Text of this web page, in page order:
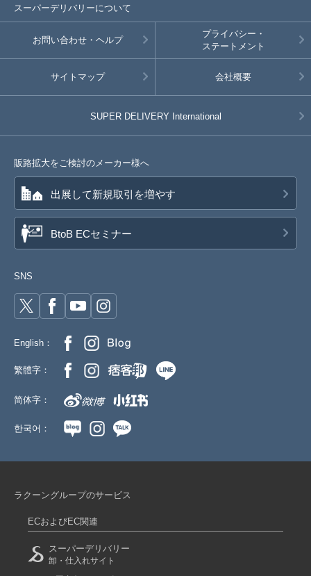
スーパーデリバリーについて
お問い合わせ・ヘルプ
プライバシー・
ステートメント
サイトマップ 会社概要
SUPER DELIVERY International
販路拡大をご検討のメーカー様へ
出展して新規取引を増やす
BtoB ECセミナー
SNS
English：
繁體字：
简体字：
한국어：
ラクーングループのサービス
ECおよびEC関連
スーパーデリバリー
卸・仕入れサイト